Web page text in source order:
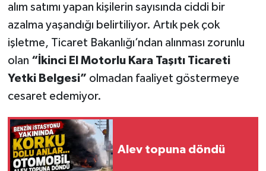
alım satımı yapan kişilerin sayısında ciddi bir
azalma yaşandığı belirtiliyor. Artık pek çok
işletme, Ticaret Bakanlığı’ndan alınması zorunlu
olan “İkinci El Motorlu Kara Taşıtı Ticareti
Yetki Belgesi” olmadan faaliyet göstermeye
cesaret edemiyor.
Alev topuna döndü